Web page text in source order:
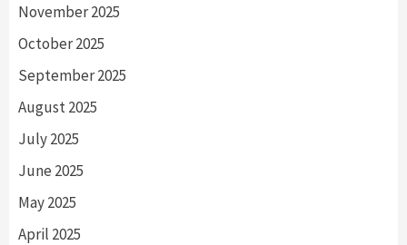
November 2025
October 2025
September 2025
August 2025
July 2025
June 2025
May 2025
April 2025